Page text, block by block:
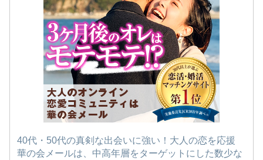
40代・50代の真剣な出会いに強い！大人の恋を応援
華の会メールは、中高年層をターゲットにした数少な